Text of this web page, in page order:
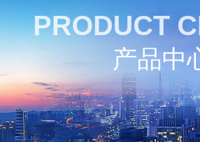
PRODUCT
产品中